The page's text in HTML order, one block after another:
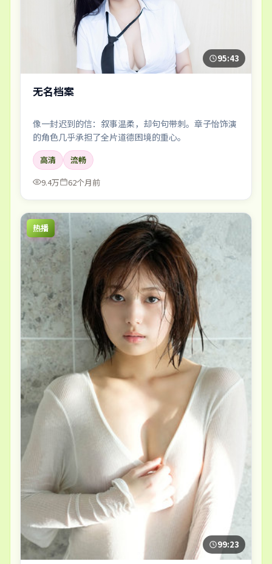
95:43
无名档案
像一封迟到的信：叙事温柔，却句句带刺。章子怡饰演
的角色几乎承担了全片道德困境的重心。
高清
流畅
9.4万
62个月前
热播
99:23